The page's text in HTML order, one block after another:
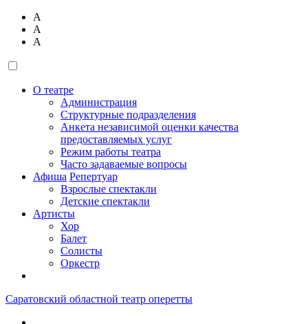
А
А
А
О театре
Администрация
Структурные подразделения
Анкета независимой оценки качества
предоставляемых услуг
Режим работы театра
Часто задаваемые вопросы
Афиша Репертуар
Взрослые спектакли
Детские спектакли
Артисты
Хор
Балет
Солисты
Оркестр
Саратовский областной театр оперетты